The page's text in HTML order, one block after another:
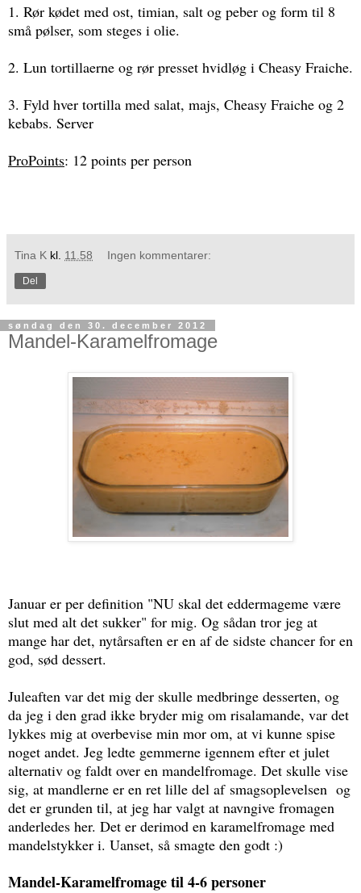
1. Rør kødet med ost, timian, salt og peber og form til 8
små pølser, som steges i olie.
2. Lun tortillaerne og rør presset hvidløg i Cheasy Fraiche.
3. Fyld hver tortilla med salat, majs, Cheasy Fraiche og 2
kebabs. Server
ProPoints: 12 points per person
Tina K kl. 11.58 Ingen kommentarer:
Del
søndag den 30. december 2012
Mandel-Karamelfromage
Januar er per definition "NU skal det eddermageme være
slut med alt det sukker" for mig. Og sådan tror jeg at
mange har det, nytårsaften er en af de sidste chancer for en
god, sød dessert.
Juleaften var det mig der skulle medbringe desserten, og
da jeg i den grad ikke bryder mig om risalamande, var det
lykkes mig at overbevise min mor om, at vi kunne spise
noget andet. Jeg ledte gemmerne igennem efter et julet
alternativ og faldt over en mandelfromage. Det skulle vise
sig, at mandlerne er en ret lille del af smagsoplevelsen og
det er grunden til, at jeg har valgt at navngive fromagen
anderledes her. Det er derimod en karamelfromage med
mandelstykker i. Uanset, så smagte den godt :)
Mandel-Karamelfromage til 4-6 personer